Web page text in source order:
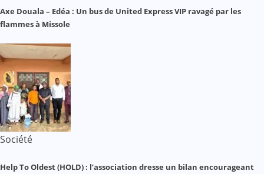
Axe Douala – Edéa : Un bus de United Express VIP ravagé par les
flammes à Missole
Société
Help To Oldest (HOLD) : l’association dresse un bilan encourageant